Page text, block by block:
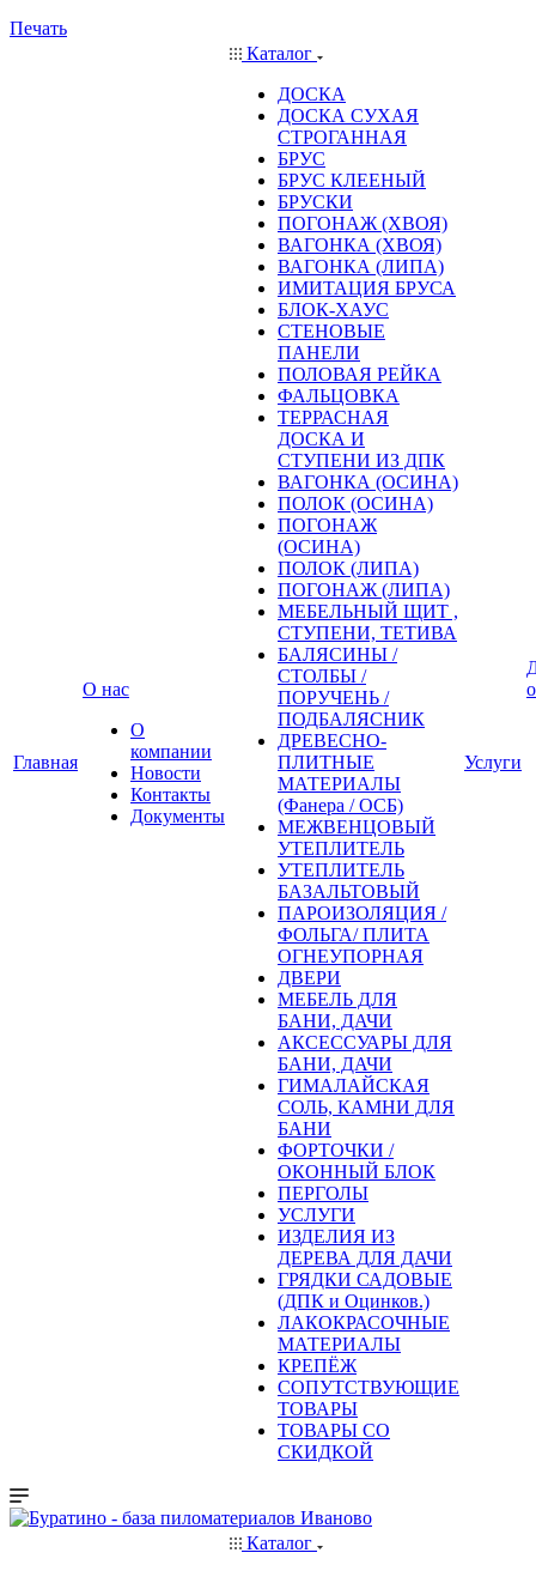
Печать
Главная
О нас
О
компании
Новости
Контакты
Документы
Каталог
ДОСКА
ДОСКА СУХАЯ
СТРОГАННАЯ
БРУС
БРУС КЛЕЕНЫЙ
БРУСКИ
ПОГОНАЖ (ХВОЯ)
ВАГОНКА (ХВОЯ)
ВАГОНКА (ЛИПА)
ИМИТАЦИЯ БРУСА
БЛОК-ХАУС
СТЕНОВЫЕ
ПАНЕЛИ
ПОЛОВАЯ РЕЙКА
ФАЛЬЦОВКА
ТЕРРАСНАЯ
ДОСКА И
СТУПЕНИ ИЗ ДПК
ВАГОНКА (ОСИНА)
ПОЛОК (ОСИНА)
ПОГОНАЖ
(ОСИНА)
ПОЛОК (ЛИПА)
ПОГОНАЖ (ЛИПА)
МЕБЕЛЬНЫЙ ЩИТ ,
СТУПЕНИ, ТЕТИВА
БАЛЯСИНЫ /
СТОЛБЫ /
ПОРУЧЕНЬ /
ПОДБАЛЯСНИК
ДРЕВЕСНО-
ПЛИТНЫЕ
МАТЕРИАЛЫ
(Фанера / ОСБ)
МЕЖВЕНЦОВЫЙ
УТЕПЛИТЕЛЬ
УТЕПЛИТЕЛЬ
БАЗАЛЬТОВЫЙ
ПАРОИЗОЛЯЦИЯ /
ФОЛЬГА/ ПЛИТА
ОГНЕУПОРНАЯ
ДВЕРИ
МЕБЕЛЬ ДЛЯ
БАНИ, ДАЧИ
АКСЕССУАРЫ ДЛЯ
БАНИ, ДАЧИ
ГИМАЛАЙСКАЯ
СОЛЬ, КАМНИ ДЛЯ
БАНИ
ФОРТОЧКИ /
ОКОННЫЙ БЛОК
ПЕРГОЛЫ
УСЛУГИ
ИЗДЕЛИЯ ИЗ
ДЕРЕВА ДЛЯ ДАЧИ
ГРЯДКИ САДОВЫЕ
(ДПК и Оцинков.)
ЛАКОКРАСОЧНЫЕ
МАТЕРИАЛЫ
КРЕПЁЖ
СОПУТСТВУЮЩИЕ
ТОВАРЫ
ТОВАРЫ СО
СКИДКОЙ
Услуги
Каталог